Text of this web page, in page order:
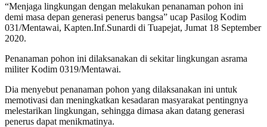
“Menjaga lingkungan dengan melakukan penanaman pohon ini
demi masa depan generasi penerus bangsa” ucap Pasilog Kodim
031/Mentawai, Kapten.Inf.Sunardi di Tuapejat, Jumat 18 September
2020.
Penanaman pohon ini dilaksanakan di sekitar lingkungan asrama
militer Kodim 0319/Mentawai.
Dia menyebut penanaman pohon yang dilaksanakan ini untuk
memotivasi dan meningkatkan kesadaran masyarakat pentingnya
melestarikan lingkungan, sehingga dimasa akan datang generasi
penerus dapat menikmatinya.